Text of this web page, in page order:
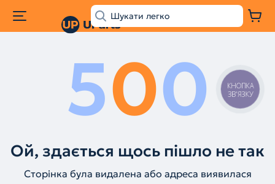
500
Ой, здається щось пішло не так
Сторінка була видалена або адреса виявилася
КНОПКА
ЗВ'ЯЗКУ